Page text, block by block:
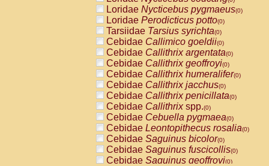
Loridae Nycticebus pygmaeus(0)
Loridae Perodicticus potto(0)
Tarsiidae Tarsius syrichta(0)
Cebidae Callimico goeldii(0)
Cebidae Callithrix argentata(0)
Cebidae Callithrix geoffroyi(0)
Cebidae Callithrix humeralifer(0)
Cebidae Callithrix jacchus(0)
Cebidae Callithrix penicillata(0)
Cebidae Callithrixspp.(0)
Cebidae Cebuella pygmaea(0)
Cebidae Leontopithecus rosalia(0)
Cebidae Saguinus bicolor(0)
Cebidae Saguinus fuscicollis(0)
Cebidae Saguinus geoffroyi(0)